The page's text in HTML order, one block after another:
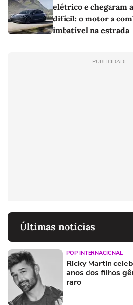
elétrico e chegaram
difícil: o motor a
imbatível na estrada
PUBLICIDADE
Últimas notícias
POP INTERNACIONAL
Ricky Martin
anos dos filhos
raro